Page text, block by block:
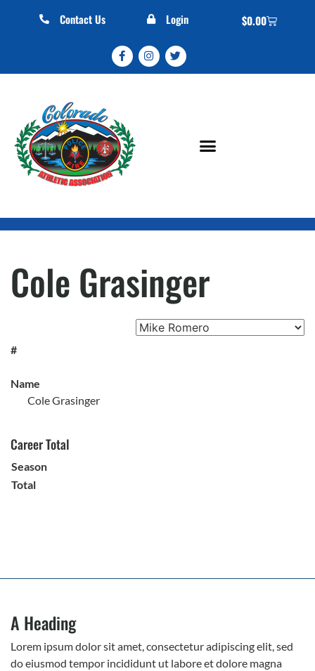
Contact Us Login $0.00
Cole Grasinger
#
Name
Cole Grasinger
Career Total
Season
Total
A Heading
Lorem ipsum dolor sit amet, consectetur adipiscing elit, sed
do eiusmod tempor incididunt ut labore et dolore magna